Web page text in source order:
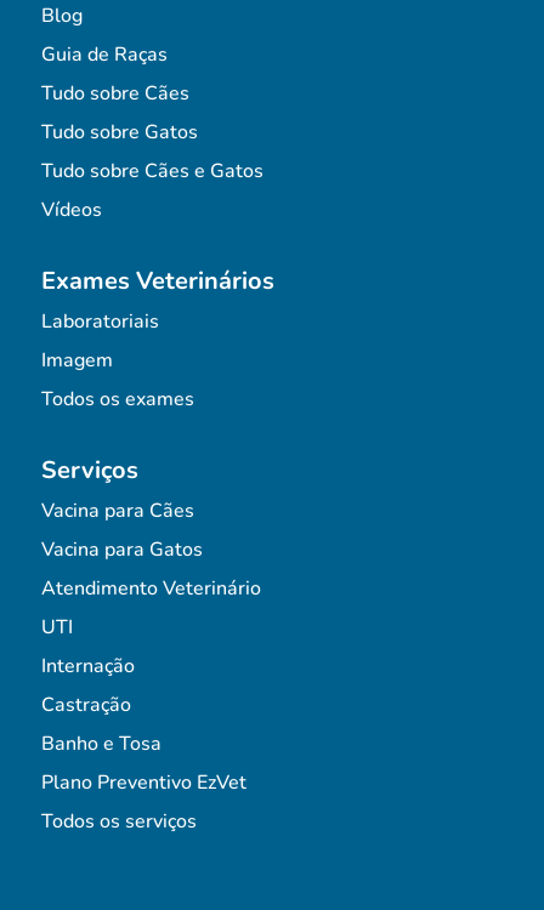
Blog
Guia de Raças
Tudo sobre Cães
Tudo sobre Gatos
Tudo sobre Cães e Gatos
Vídeos
Exames Veterinários
Laboratoriais
Imagem
Todos os exames
Serviços
Vacina para Cães
Vacina para Gatos
Atendimento Veterinário
UTI
Internação
Castração
Banho e Tosa
Plano Preventivo EzVet
Todos os serviços